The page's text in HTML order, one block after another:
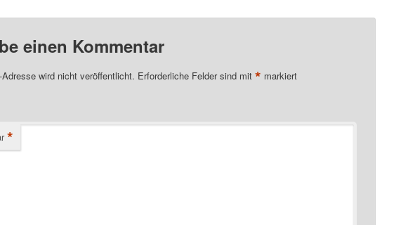
einen Kommentar
wird nicht veröffentlicht. Erforderliche Felder sind mit * markiert
*